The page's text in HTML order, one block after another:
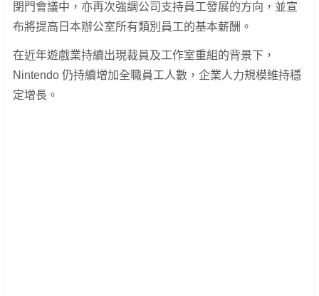
閉門會議中，亦再次強調公司支持員工發展的方向，並宣
布將提高日本辦公室所有類別員工的基本薪酬。
在近年遊戲業持續出現裁員及工作室重組的背景下，
Nintendo 仍持續增加全職員工人數，企業人力規模維持穩
定增長。